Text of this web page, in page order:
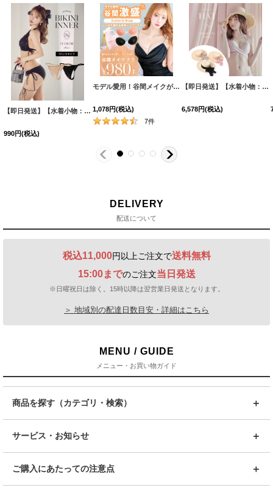
【即日発送】【水着小物：インナー】Tバックインナーパンツ 水着[FB01]
990円(税込)
モデル愛用！谷間メイクが実現する激盛りぷるぷる肉厚シリコンブラ[OF08-U]
1,078円(税込)
7件
【即日発送】【水着小物：帽子】カラーリボンストローハット[FB01]
6,578円(税込)
DELIVERY
配送について
税込11,000円以上ご注文で送料無料
15:00までのご注文当日発送
※日曜祝日は除く。15時以降は翌営業日発送となります。
＞ 地域別の配達日数目安・詳細はこちら
MENU / GUIDE
メニュー・お買い物ガイド
商品を探す（カテゴリ・検索）
サービス・お知らせ
ご購入にあたっての注意点